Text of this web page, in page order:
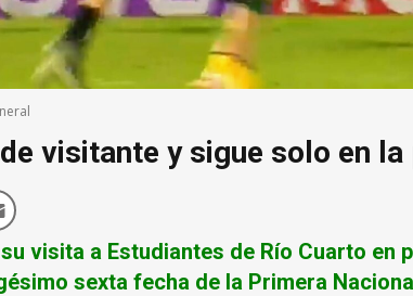
visitante y sigue solo en la
visita a Estudiantes de Río Cuarto en
sexta fecha de la Primera